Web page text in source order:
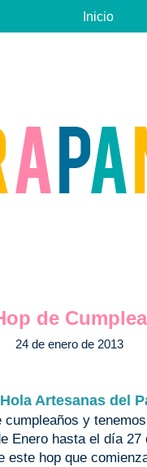
Inicio
de
24 de enero de 2013
Artesanas del
y
Enero hasta el día
este hop que